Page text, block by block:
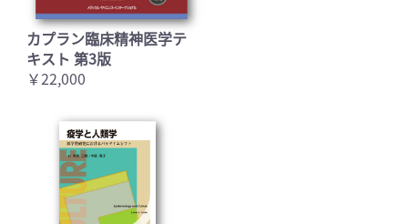
カプラン臨床精神医学テ
キスト 第3版
￥22,000